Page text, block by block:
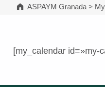
ASPAYM Granada>
[my_calendar id=»my-